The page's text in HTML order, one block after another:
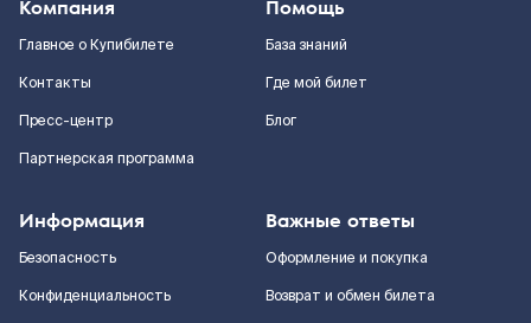
Компания
Главное о Купибилете
Контакты
Пресс-центр
Партнерская программа
Помощь
База знаний
Где мой билет
Блог
Информация
Безопасность
Конфиденциальность
Важные ответы
Оформление и покупка
Возврат и обмен билета